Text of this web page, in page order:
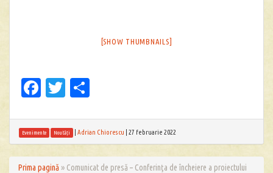
[SHOW THUMBNAILS]
Facebook
Twitter
Evenimente Noutăți Adrian Chiorescu 27 februarie 2022
Prima pagină » Comunicat de presă – Conferinţa de încheiere a proiectului